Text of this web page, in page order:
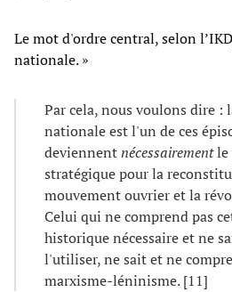
Le mot d'ordre central, selon
nationale. »
Par cela, nous voulons dire :
nationale est l'un de ces
deviennentnécessairementle
stratégique pour la
mouvement ouvrier et la
Celui qui ne comprend pas
historique nécessaire et ne
l'utiliser, ne sait et ne
marxisme-léninisme. [11]